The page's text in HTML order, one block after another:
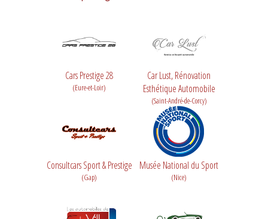
Cars Prestige 28
(Eure-et-Loir)
Car Lust, Rénovation
Esthétique Automobile
(Saint-André-de-Corcy)
Consultcars Sport & Prestige
(Gap)
Musée National du Sport
(Nice)